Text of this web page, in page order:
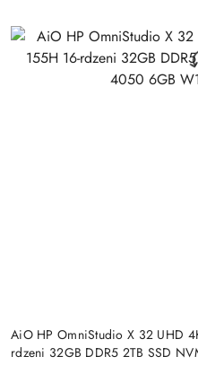
AiO HP OmniStudio X 32 UHD
rdzeni 32GB DDR5 2TB SSD